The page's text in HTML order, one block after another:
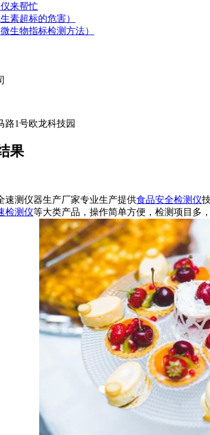
来帮忙
素超标的危害）
生物指标检测方法）
路1号欧龙科技园
果
速测仪器生产厂家专业生产提供食品安全检测仪
检测仪等大类产品，操作简单方便，检测项目多